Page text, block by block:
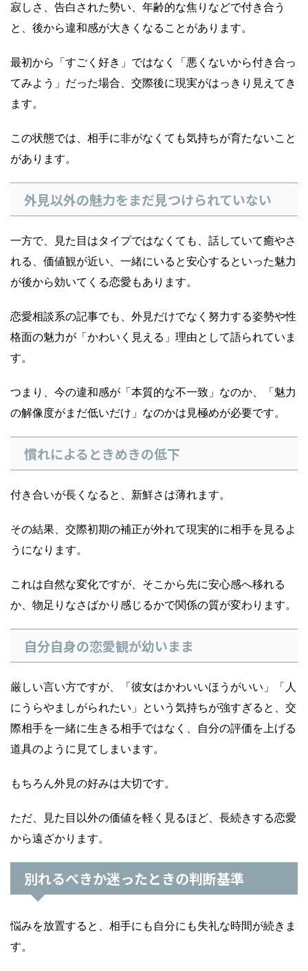
寂しさ、告白された勢い、年齢的な焦りなどで付き合う
と、後から違和感が大きくなることがあります。
最初から「すごく好き」ではなく「悪くないから付き合っ
てみよう」だった場合、交際後に現実がはっきり見えてき
ます。
この状態では、相手に非がなくても気持ちが育たないこと
があります。
外見以外の魅力をまだ見つけられていない
一方で、見た目はタイプではなくても、話していて癒やさ
れる、価値観が近い、一緒にいると安心するといった魅力
が後から効いてくる恋愛もあります。
恋愛相談系の記事でも、外見だけでなく努力する姿勢や性
格面の魅力が「かわいく見える」理由として語られていま
す。
つまり、今の違和感が「本質的な不一致」なのか、「魅力
の解像度がまだ低いだけ」なのかは見極めが必要です。
慣れによるときめきの低下
付き合いが長くなると、新鮮さは薄れます。
その結果、交際初期の補正が外れて現実的に相手を見るよ
うになります。
これは自然な変化ですが、そこから先に安心感へ移れる
か、物足りなさばかり感じるかで関係の質が変わります。
自分自身の恋愛観が幼いまま
厳しい言い方ですが、「彼女はかわいいほうがいい」「人
にうらやましがられたい」という気持ちが強すぎると、交
際相手を一緒に生きる相手ではなく、自分の評価を上げる
道具のように見てしまいます。
もちろん外見の好みは大切です。
ただ、見た目以外の価値を軽く見るほど、長続きする恋愛
から遠ざかります。
別れるべきか迷ったときの判断基準
悩みを放置すると、相手にも自分にも失礼な時間が続きま
す。